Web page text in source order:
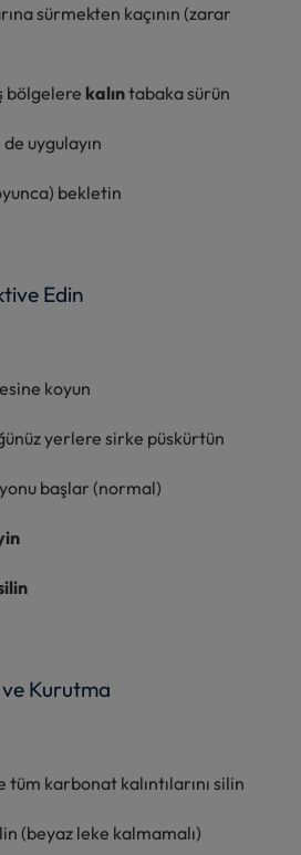
sürmekten kaçının (zarar
bölgelere kalıntabaka sürün
uygulayın
bekletin
Edin
koyun
yerlere sirke püskürtün
başlar (normal)
Kurutma
tüm karbonat kalıntılarını silin
(beyaz leke kalmamalı)